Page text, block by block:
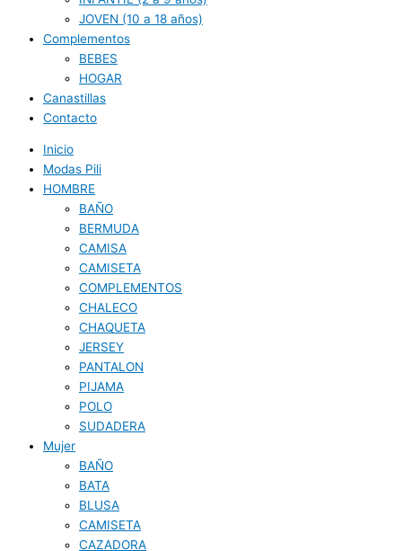
JOVEN (10 a 18 años)
Complementos
BEBES
HOGAR
Canastillas
Contacto
Inicio
Modas Pili
HOMBRE
BAÑO
BERMUDA
CAMISA
CAMISETA
COMPLEMENTOS
CHALECO
CHAQUETA
JERSEY
PANTALON
PIJAMA
POLO
SUDADERA
Mujer
BAÑO
BATA
BLUSA
CAMISETA
CAZADORA